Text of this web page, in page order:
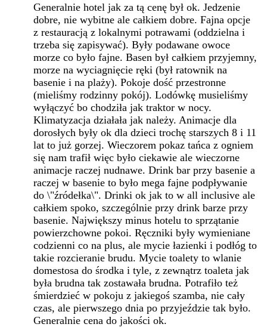
Generalnie hotel jak za tą cenę był ok. Jedzenie
dobre, nie wybitne ale całkiem dobre. Fajna opcje
z restauracją z lokalnymi potrawami (oddzielna i
trzeba się zapisywać). Były podawane owoce
morze co było fajne. Basen był całkiem przyjemny,
morze na wyciagnięcie ręki (był ratownik na
basenie i na plaży). Pokoje dość przestronne
(mieliśmy rodzinny pokój). Lodówkę musieliśmy
wyłączyć bo chodziła jak traktor w nocy.
Klimatyzacja działała jak należy. Animacje dla
dorosłych były ok dla dzieci trochę starszych 8 i 11
lat to już gorzej. Wieczorem pokaz tańca z ogniem
się nam trafił więc było ciekawie ale wieczorne
animacje raczej nudnawe. Drink bar przy basenie a
raczej w basenie to było mega fajne podpływanie
do \"źródełka\". Drinki ok jak to w all inclusive ale
całkiem spoko, szczególnie przy drink barze przy
basenie. Największy minus hotelu to sprzątanie
powierzchowne pokoi. Ręczniki były wymieniane
codzienni co na plus, ale mycie łazienki i podłóg to
takie rozcieranie brudu. Mycie toalety to wlanie
domestosa do środka i tyle, z zewnątrz toaleta jak
była brudna tak zostawała brudna. Potrafiło też
śmierdzieć w pokoju z jakiegoś szamba, nie cały
czas, ale pierwszego dnia po przyjeździe tak było.
Generalnie cena do jakości ok.